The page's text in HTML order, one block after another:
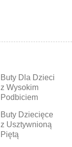
Buty Dla Dzieci
z Wysokim
Podbiciem
Buty Dziecięce
z Usztywnioną
Piętą